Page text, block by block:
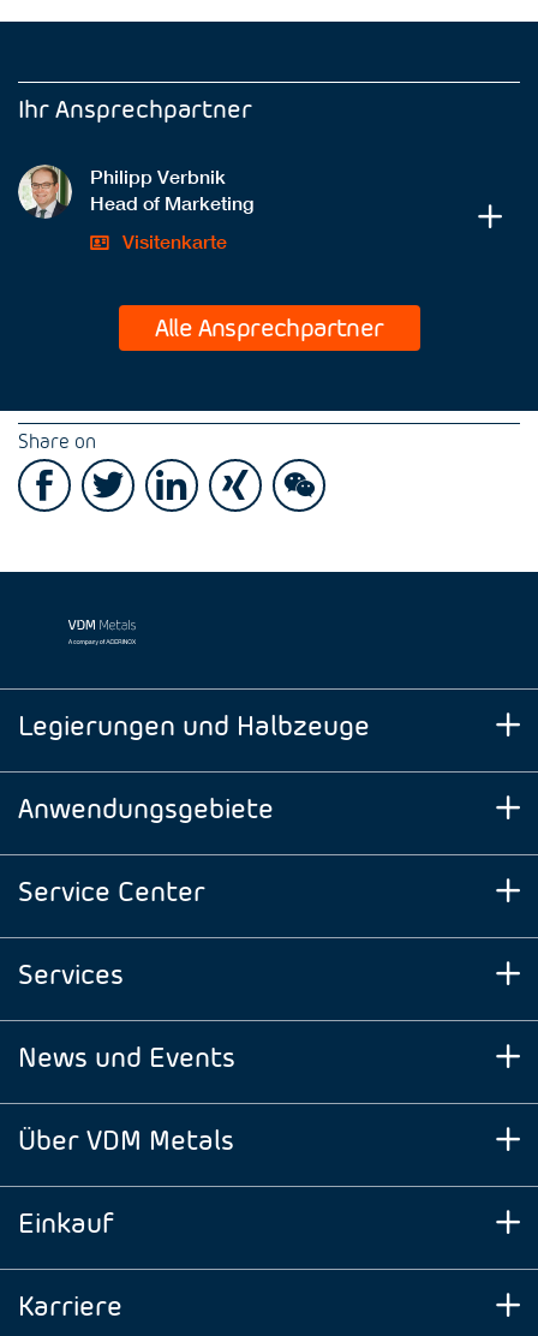
Ihr Ansprechpartner
Philipp Verbnik
Head of Marketing
Visitenkarte
Alle Ansprechpartner
Share on
Legierungen und Halbzeuge
Anwendungsgebiete
Service Center
Services
News und Events
Über VDM Metals
Einkauf
Karriere